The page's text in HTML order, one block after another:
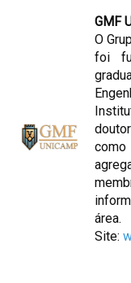
GMF
O
foi
área.
Site: